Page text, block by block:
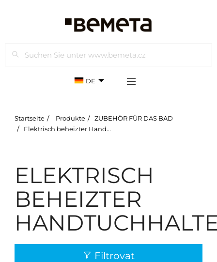
Suchen
DE
Startseite Produkte
ZUBEHÖR FÜR DAS BAD
Elektrisch beheizter Handtuchhalter
ELEKTRISCH
BEHEIZTER
Filtrovat